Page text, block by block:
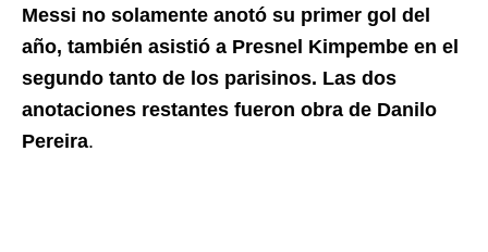
Messi no solamente anotó su primer gol del
año, también asistió a Presnel Kimpembe en el
segundo tanto de los parisinos. Las dos
anotaciones restantes fueron obra de Danilo
Pereira.